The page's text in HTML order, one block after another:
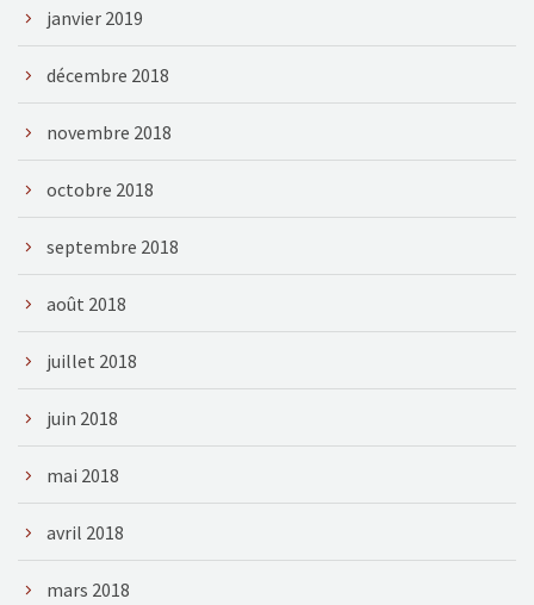
janvier 2019
décembre 2018
novembre 2018
octobre 2018
septembre 2018
août 2018
juillet 2018
juin 2018
mai 2018
avril 2018
mars 2018